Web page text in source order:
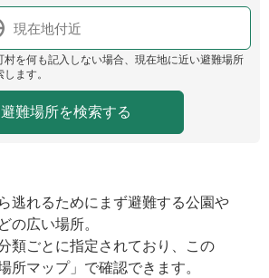
村を何も記入しない場合、現在地に近い避難場所
ます。
逃れるためにまず避難する公園や
の広い場所。
類ごとに指定されており、この
所マップ」で確認できます。